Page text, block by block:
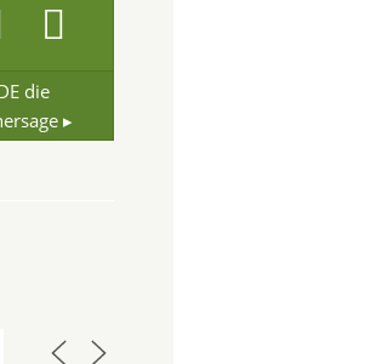
die
▸